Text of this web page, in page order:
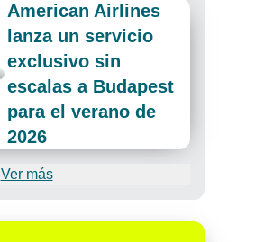
American Airlines
lanza un servicio
exclusivo sin
escalas a Budapest
para el verano de
2026
Ver más